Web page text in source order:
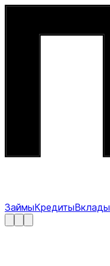
ЗаймыКредитыВклады